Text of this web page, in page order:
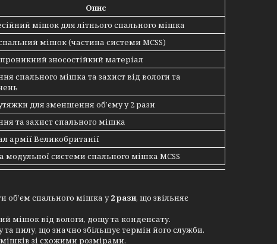
Опис
мішок для літнього спального мішка
мішок (частина системи MCSS)
зносостійкий матеріал
спального мішка та захист від вологи та
для зменшення об’єму у 2 рази
та захист спального мішка
армії Великобританії
модульної системи спального мішка MCSS
об’єм спального мішка у2 рази, що звільняє
мішок від вологи, дощу та конденсату.
пилу, що значно збільшує термін його служби.
зі схожими розмірами.